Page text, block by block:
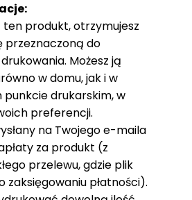
ten produkt, otrzymujesz
do
Możesz ją
w domu, jak i w
drukarskim, w
preferencji.
na Twojego e-maila
za produkt (z
przelewu, gdzie plik
zaksięgowaniu płatności).